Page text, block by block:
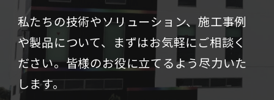
私たちの技術やソリューション、施⼯事例
や製品について、まずはお気軽にご相談く
ださい。皆様のお役に立てるよう尽力いた
します。